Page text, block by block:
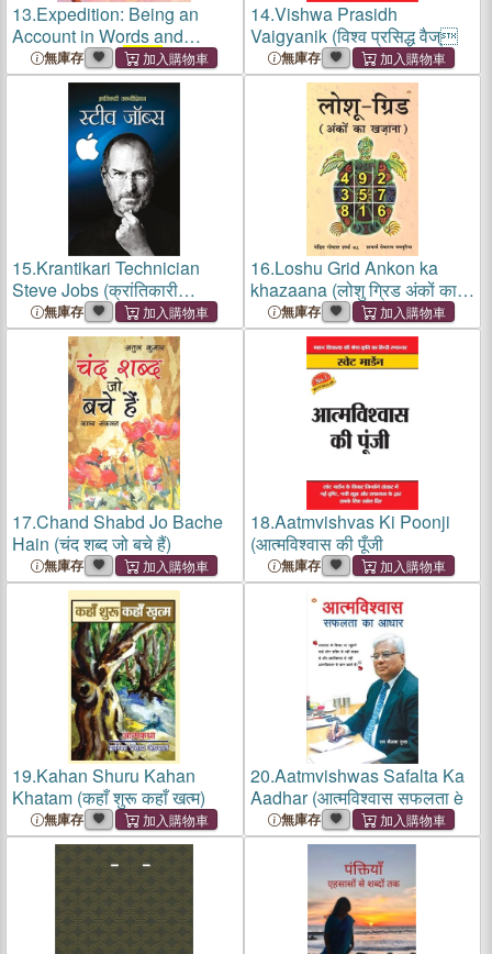
13.Expedition: Being an
Account in Words and
Artwork of the 2358A.D.
Voyage to Darwin IV
無庫存
14.Vishwa Prasidh
Vaigyanik (विश्व प्रसिद्ध वैज्
無庫存
15.Krantikari Technician
Steve Jobs (क्रांतिकारी
तकनीश
無庫存
16.Loshu Grid Ankon ka
khazaana (लोशु ग्रिड अंकों का
無庫存
17.Chand Shabd Jo Bache
Hain (चंद शब्द जो बचे हैं)
無庫存
18.Aatmvishvas Ki Poonji
(आत्मविश्वास की पूँजी
無庫存
19.Kahan Shuru Kahan
Khatam (कहाँ शुरू कहाँ खत्म)
無庫存
20.Aatmvishwas Safalta Ka
Aadhar (आत्मविश्वास सफलता è
無庫存